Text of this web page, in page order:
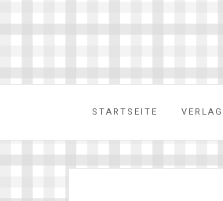
STARTSEITE VERLAG